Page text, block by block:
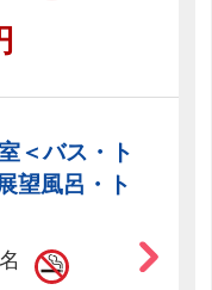
＜バス・ト
望風呂・ト